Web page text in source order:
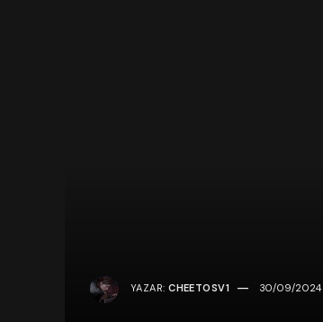
YAZAR: CHEETOSV1 30/09/2024